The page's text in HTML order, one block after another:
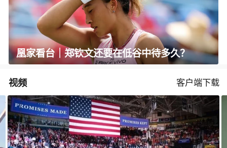
凰家看台｜郑钦文还要在低谷中待多久？
视频 客户端下载